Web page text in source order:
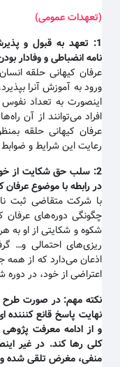
(تعهدات عمومی)
تعهد به قبول و پذیرش
نامه انضباطی و وفادار
عرفان کیهانی حلقه
ورود به آموزش آنرا
اینصورت به تعداد نفوس
افراد می‌توانند از آن
عرفان کیهانی حلقه
رعایت این شرایط و ضوابط
سلب حق شکایت از خود
در رابطه با موضوع عرفان
با شرکت متقاضی ثبت
چگونگی دوره‌های عرفان
شکوه و شکایتی از او به
ریزی‌های احتمالی و…
اذعان می‌دارد که از همه
اعتراضی از خود، در دوره
نکته مهم: در صورت طرح
نهایت پاسخ قانع کنننده
و از ادامه معرفت پژوهی
کلی رها کند. در غیر
منفی، مغرض تلقی شده و